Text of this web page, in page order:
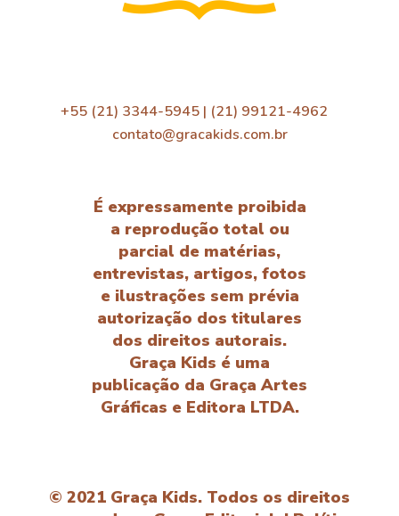
+55 (21) 3344-5945 | (21) 99121-4962
contato@gracakids.com.br
É expressamente proibida
a reprodução total ou
parcial de matérias,
entrevistas, artigos, fotos
e ilustrações sem prévia
autorização dos titulares
dos direitos autorais.
Graça Kids é uma
publicação da Graça Artes
Gráficas e Editora LTDA.
© 2021 Graça Kids. Todos os direitos